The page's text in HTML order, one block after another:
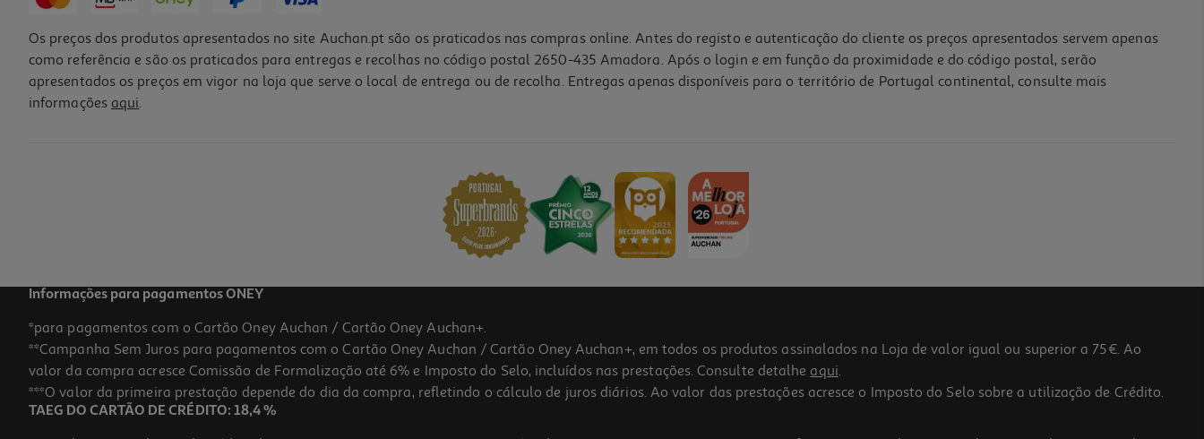
Os preços dos produtos apresentados no site Auchan.pt são os praticados nas compras online. Antes do registo e autenticação do cliente os preços apresentados servem apenas
como referência e são os praticados para entregas e recolhas no código postal 2650-435 Amadora. Após o login e em função da proximidade e do código postal, serão
apresentados os preços em vigor na loja que serve o local de entrega ou de recolha. Entregas apenas disponíveis para o território de Portugal continental, consulte mais
informações aqui.
Informações para pagamentos ONEY
*para pagamentos com o Cartão Oney Auchan / Cartão Oney Auchan+.
**Campanha Sem Juros para pagamentos com o Cartão Oney Auchan / Cartão Oney Auchan+, em todos os produtos assinalados na Loja de valor igual ou superior a 75€. Ao
valor da compra acresce Comissão de Formalização até 6% e Imposto do Selo, incluídos nas prestações. Consulte detalhe aqui.
***O valor da primeira prestação depende do dia da compra, refletindo o cálculo de juros diários. Ao valor das prestações acresce o Imposto do Selo sobre a utilização de Crédito.
TAEG DO CARTÃO DE CRÉDITO: 18,4 %